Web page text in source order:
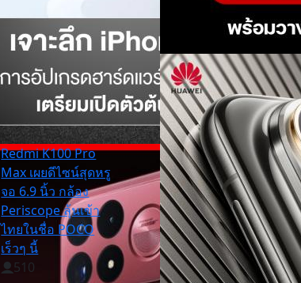
Redmi K100 Pro
Max เผยดีไซน์สุดหรู
จอ 6.9 นิ้ว กล้อง
Periscope ลุ้นเข้า
ไทยในชื่อ POCO
เร็วๆ นี้
510